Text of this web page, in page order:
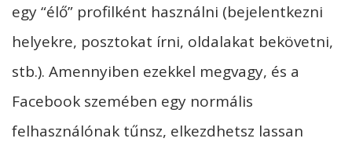
egy “élő” profilként használni (bejelentkezni
helyekre, posztokat írni, oldalakat bekövetni,
stb.). Amennyiben ezekkel megvagy, és a
Facebook szemében egy normális
felhasználónak tűnsz, elkezdhetsz lassan